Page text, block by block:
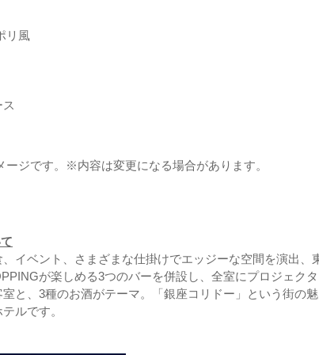
リ風
ジです。※内容は変更になる場合があります。
イベント、さまざまな仕掛けでエッジーな空間を演出、
が楽しめる3つのバーを併設し、全室にプロジェクタ
と、3種のお酒がテーマ。「銀座コリドー」という街の
ルです。